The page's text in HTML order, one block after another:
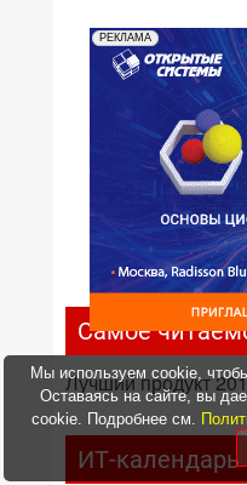
РЕКЛАМА
Самое
Лучший продукт
ИТ-календарь
Мы используем cookie,
Оставаясь на сайте, вы
cookie. Подробнее см.